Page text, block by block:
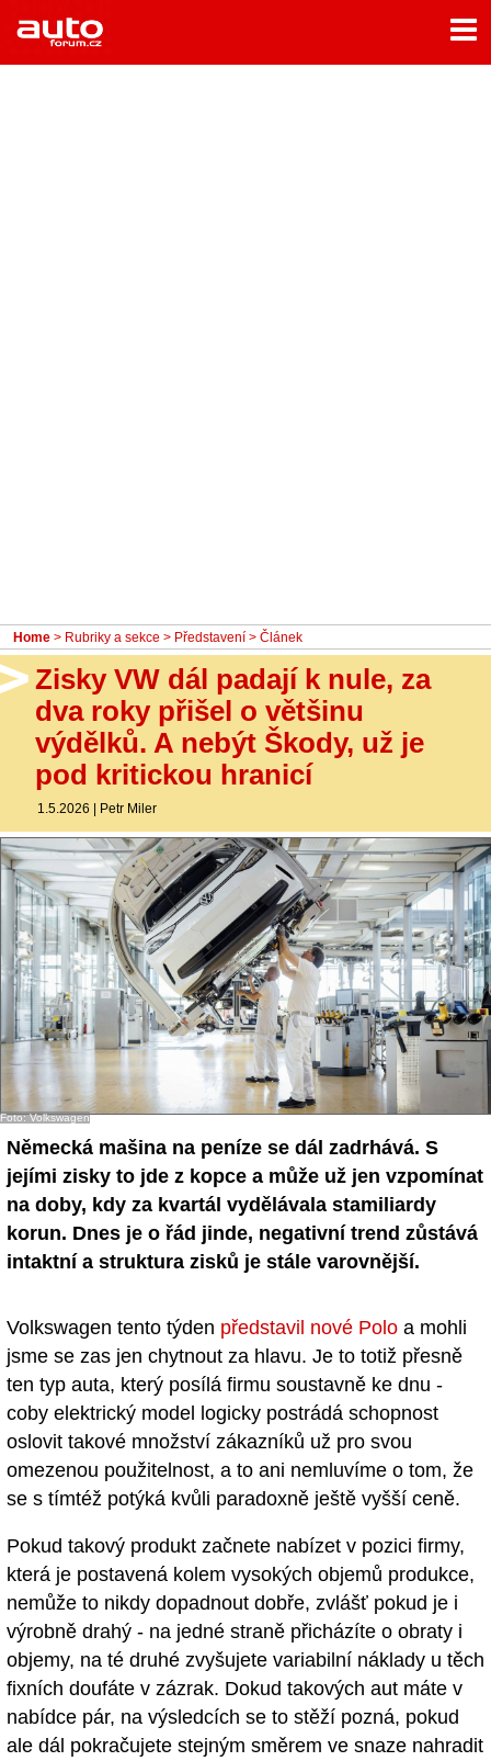
Home
Rubriky
Home > Rubriky a sekce > Představení > Článek
Zisky VW dál padají k nule, za
dva roky přišel o většinu
výdělků. A nebýt Škody, už je
pod kritickou hranicí
1.5.2026 | Petr Miler
Foto: Volkswagen
Německá mašina na peníze se dál zadrhává. S
jejími zisky to jde z kopce a může už jen vzpomínat
na doby, kdy za kvartál vydělávala stamiliardy
korun. Dnes je o řád jinde, negativní trend zůstává
intaktní a struktura zisků je stále varovnější.
Volkswagen tento týden představil nové Polo a mohli
jsme se zas jen chytnout za hlavu. Je to totiž přesně
ten typ auta, který posílá firmu soustavně ke dnu -
coby elektrický model logicky postrádá schopnost
oslovit takové množství zákazníků už pro svou
omezenou použitelnost, a to ani nemluvíme o tom, že
se s tímtéž potýká kvůli paradoxně ještě vyšší ceně.
Pokud takový produkt začnete nabízet v pozici firmy,
která je postavená kolem vysokých objemů produkce,
nemůže to nikdy dopadnout dobře, zvlášť pokud je i
výrobně drahý - na jedné straně přicházíte o obraty i
objemy, na té druhé zvyšujete variabilní náklady u těch
fixních doufáte v zázrak. Dokud takových aut máte v
nabídce pár, na výsledcích se to stěží pozná, pokud
ale dál pokračujete stejným směrem ve snaze nahradit